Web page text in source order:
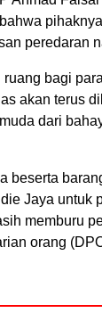
peredaran
ruang bagi
akan terus
dari
beserta
Jaya untuk
memburu
orang